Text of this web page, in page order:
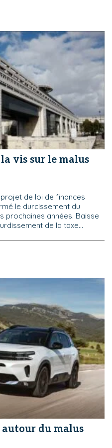
vis sur le malus
de loi de finances
le durcissement du
prochaines années. Baisse
de la taxe...
du malus